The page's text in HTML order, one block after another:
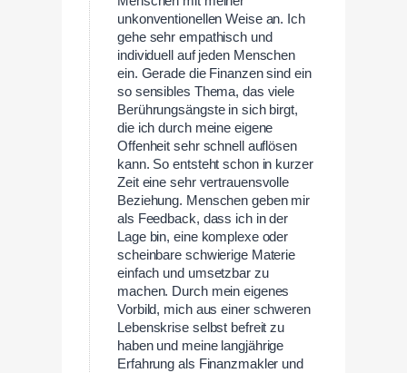
unkonventionellen Weise an. Ich
gehe sehr empathisch und
individuell auf jeden Menschen
ein. Gerade die Finanzen sind ein
so sensibles Thema, das viele
Berührungsängste in sich birgt,
die ich durch meine eigene
Offenheit sehr schnell auflösen
kann. So entsteht schon in kurzer
Zeit eine sehr vertrauensvolle
Beziehung. Menschen geben mir
als Feedback, dass ich in der
Lage bin, eine komplexe oder
scheinbare schwierige Materie
einfach und umsetzbar zu
machen. Durch mein eigenes
Vorbild, mich aus einer schweren
Lebenskrise selbst befreit zu
haben und meine langjährige
Erfahrung als Finanzmakler und